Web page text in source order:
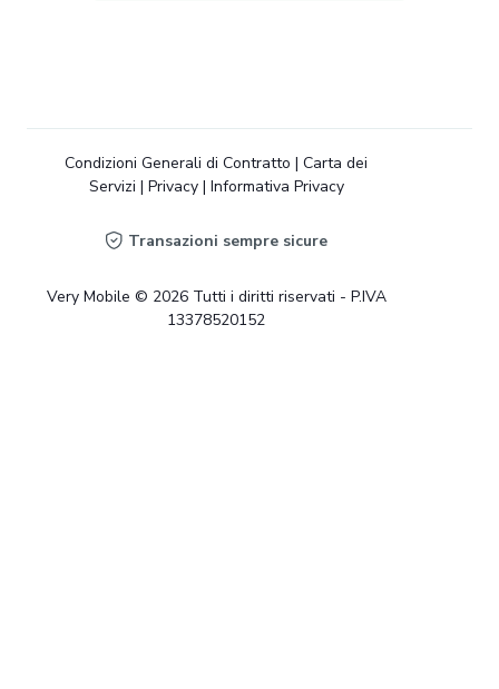
Transazioni sempre sicure
Very Mobile © 2026 Tutti i diritti riservati - P.IVA
13378520152
Condizioni Generali di Contratto | Carta dei
Servizi | Privacy| Informativa Privacy